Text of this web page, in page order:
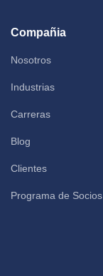
Compañia
Nosotros
Industrias
Carreras
Blog
Clientes
Programa de Socios